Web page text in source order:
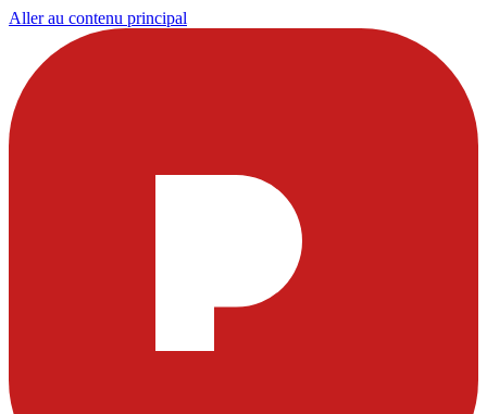
Aller au contenu principal